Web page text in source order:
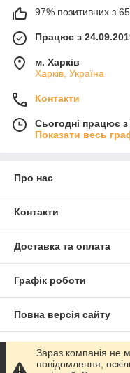
97% позитивних з
Працює з
м. Харків
Харків, Україна
Контакти
Сьогодні працює
Показати весь
Про нас
Контакти
Доставка та оплата
Графік роботи
Повна версія сайту
Сайт створено на
Зараз компанія не
повідомлення,